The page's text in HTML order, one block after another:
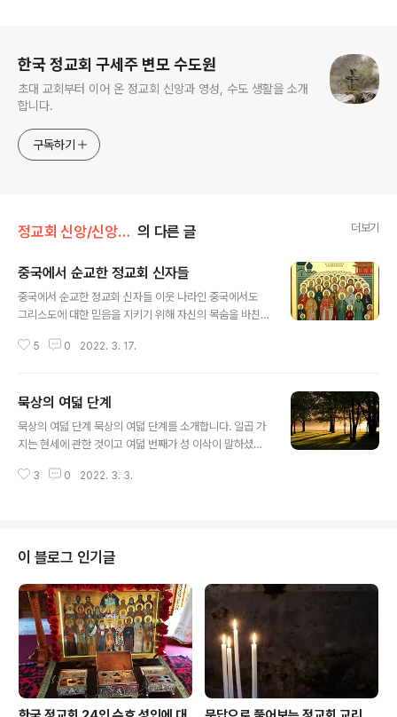
한국 정교회 구세주 변모 수도원
초대 교회부터 이어 온 정교회 신앙과 영성, 수도 생활을 소개
합니다.
구독하기
정교회 신앙/신앙 탐구 의 다른 글 더보기
중국에서 순교한 정교회 신자들
중국에서 순교한 정교회 신자들 이웃 나라인 중국에서도
그리스도에 대한 믿음을 지키기 위해 자신의 목숨을 바친
화단의 난(외세 배척 운동)을 일으킨 세력들의 온갖 회유와
의 인구가 살고 있었는데 대부분의 사람들이 불교나 도교,
유교를 믿었으며, 정교회 신자는 아주 극소수인 천여 명 정
도에 불과했습니다. 러시아에서 파견된 선교사 이노켄디오
중국인들이었습니다. 그들은 비록 수는 적었지만 아주 잘
5 0 2022. 3. 17.
묵상의 여덟 단계
묵상의 여덟 단계 묵상의 여덟 단계를 소개합니다. 일곱 가
지는 현세에 관한 것이고 여덟 번째가 성 이삭이 말하셨듯
교자에 의하면, 첫 번째 단계는 현재의 삶에서 오는 시련과
라보고 앉아서 다음과 같이 묵상하여야 합니다. "아담은 낙
원의 기쁨을 잃었기 때문에 주저앉아 울었다. 주먹으로 눈
을 두드리며 말하였다. '오 자비로운 분이시여, 저에게 자비
를 베푸소서, 저는 타락하였나이다.'" 두 번째 단계는 우리
자신의 허물을 알고 하느님의 자비를 깨닫는 것입니다. 선
한 생각을 가지게 되는 ..
3 0 2022. 3. 3.
이 블로그 인기글